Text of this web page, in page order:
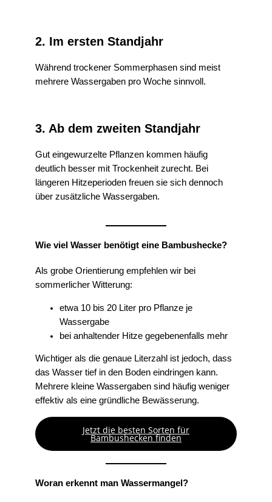
2. Im ersten Standjahr
Während trockener Sommerphasen sind meist
mehrere Wassergaben pro Woche sinnvoll.
3. Ab dem zweiten Standjahr
Gut eingewurzelte Pflanzen kommen häufig
deutlich besser mit Trockenheit zurecht. Bei
längeren Hitzeperioden freuen sie sich dennoch
über zusätzliche Wassergaben.
Wie viel Wasser benötigt eine Bambushecke?
Als grobe Orientierung empfehlen wir bei
sommerlicher Witterung:
etwa 10 bis 20 Liter pro Pflanze je
Wassergabe
bei anhaltender Hitze gegebenenfalls mehr
Wichtiger als die genaue Literzahl ist jedoch, dass
das Wasser tief in den Boden eindringen kann.
Mehrere kleine Wassergaben sind häufig weniger
effektiv als eine gründliche Bewässerung.
Jetzt die besten Sorten für
Bambushecken finden
Woran erkennt man Wassermangel?